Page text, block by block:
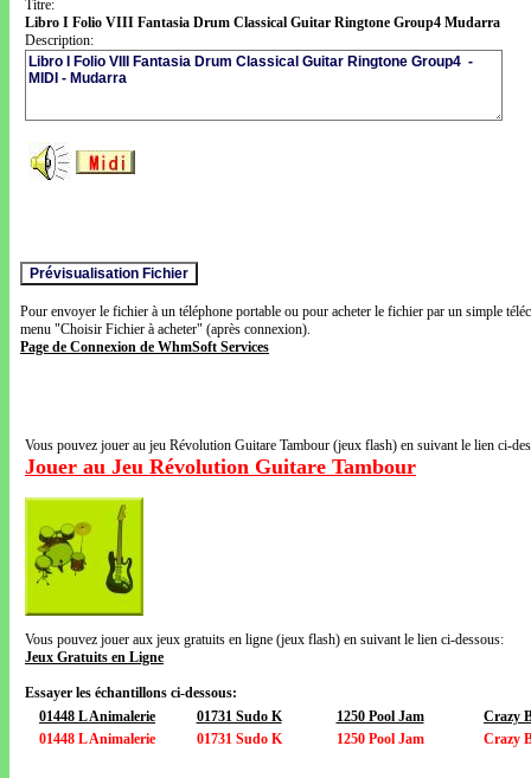
Titre:
Libro I Folio VIII Fantasia Drum Classical Guitar Ringtone Group4 Mudarra
Description:
Pour envoyer le fichier à un téléphone portable ou pour acheter le fichier par un simple
menu "Choisir Fichier à acheter" (après connexion).
Page de Connexion de WhmSoft Services
Vous pouvez jouer au jeu Révolution Guitare Tambour (jeux flash) en suivant le lien ci-
Jouer au Jeu Révolution Guitare Tambour
Vous pouvez jouer aux jeux gratuits en ligne (jeux flash) en suivant le lien ci-dessous:
Jeux Gratuits en Ligne
Essayer les échantillons ci-dessous:
01448 L Animalerie
01731 Sudo K 1250 Pool Jam
Crazy
01448 L Animalerie
01731 Sudo K 1250 Pool Jam Crazy